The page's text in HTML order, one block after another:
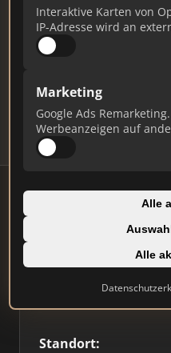
Interaktive Karten von
IP-Adresse wird an
Marketing
Google Ads
Werbeanzeigen auf
Alle
Alle
Ist das Ihr
Verifizieren Sie Ihr
Updates.
Profil beanspruchen
Einzelner Makler
Standort: